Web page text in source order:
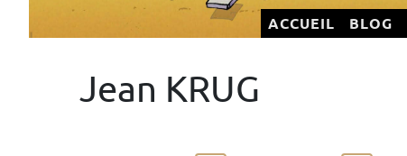
ACCUEIL BLOG
Jean KRUG